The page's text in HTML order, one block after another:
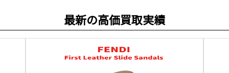
最新の高価買取実績